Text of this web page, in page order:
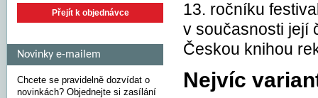
Přejít k objednávce
Novinky e-mailem
Chcete se pravidelně dozvídat o
novinkách? Objednejte si zasílání
13. ročníku
v současnosti její
Českou knihou
Nejvíc